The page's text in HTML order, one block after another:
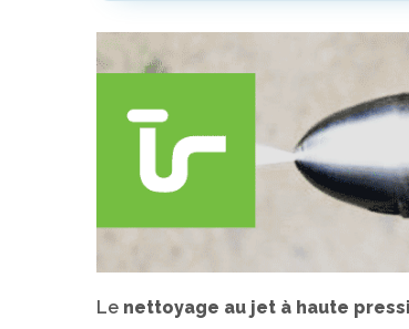
Le nettoyage au jet à haute